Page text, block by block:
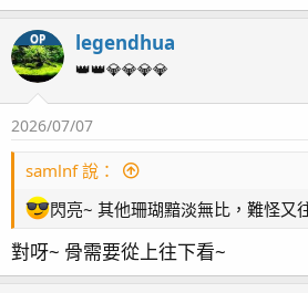
OP legendhua
👑👑💎💎💎💎
2026/07/07
samlnf 說：
閃亮~ 其他珊瑚黯淡無比，難怪又
對呀~ 骨需要從上往下看~